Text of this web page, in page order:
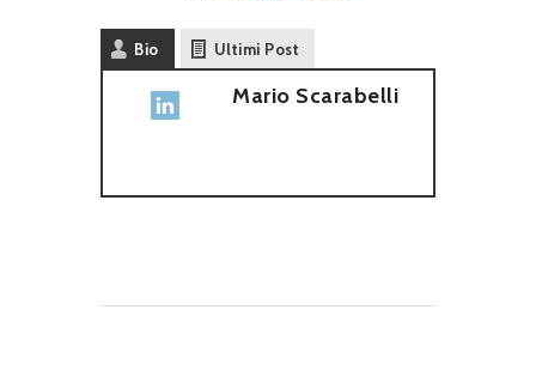
Bio Ultimi Post
Mario Scarabelli